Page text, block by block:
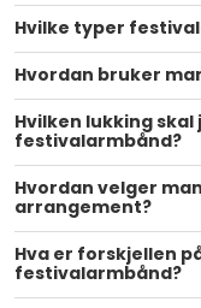
Hvilke typer
Hvordan bruker
Hvilken lukking
festivalarmbånd?
Hvordan velger
arrangement?
Hva er forskjellen
festivalarmbånd?